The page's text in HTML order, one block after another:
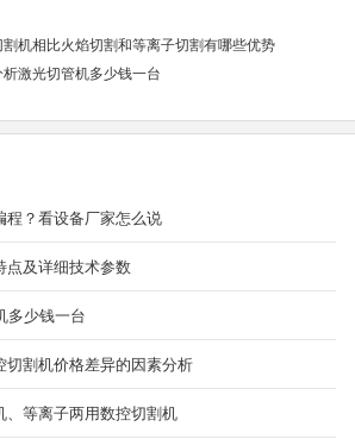
机相比火焰切割和等离子切割有哪些优势
激光切管机多少钱一台
？看设备厂家怎么说
点及详细技术参数
多少钱一台
割机价格差异的因素分析
等离子两用数控切割机
属激光切管机
品名称/型号：YC-QG6022产品特性 满足用户
上切...
备描述： YCLM-GB龙门式板管两用切割机用
进行圆管的相贯线切割以及钢板的异形加工的
09-06
携式数控切割机
割机/便携式数控火焰切割机/便携式数控等离